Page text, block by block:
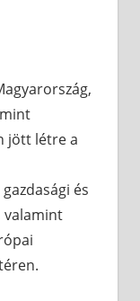
jött létre a
és
valamint